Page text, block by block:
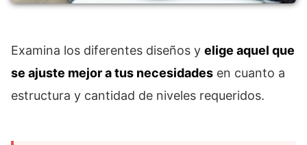
Examina los diferentes diseños y elige aquel que
se ajuste mejor a tus necesidades en cuanto a
estructura y cantidad de niveles requeridos.